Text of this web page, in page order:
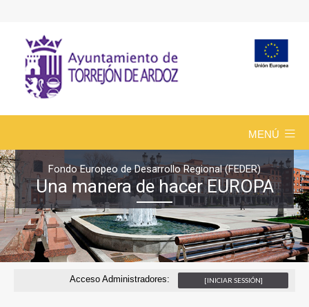
MENÚ
Fondo Europeo de Desarrollo Regional (FEDER)
Una manera de hacer EUROPA
Acceso Administradores: [INICIAR SESSIÓN]